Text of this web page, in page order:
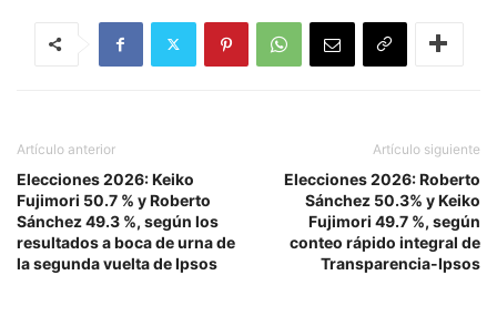
Artículo anterior
Elecciones 2026: Keiko
Fujimori 50.7 % y Roberto
Sánchez 49.3 %, según los
resultados a boca de urna de
la segunda vuelta de Ipsos
Artículo siguiente
Elecciones 2026: Roberto
Sánchez 50.3% y Keiko
Fujimori 49.7 %, según
conteo rápido integral de
Transparencia-Ipsos